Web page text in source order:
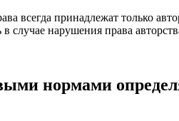
всегда принадлежат только
случае нарушения права
нормами